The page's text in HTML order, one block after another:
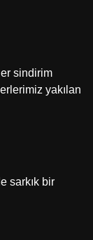
sindirim
yakılan
sarkık bir